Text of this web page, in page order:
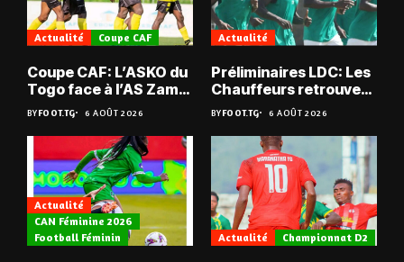
Actualité Coupe CAF
Coupe CAF: L’ASKO du
Togo face à l’AS Zam
du Niger
BYFOOT.TG 6 AOÛT 2026
Actualité
Préliminaires LDC: Les
Chauffeurs retrouvent
les Mimos
BYFOOT.TG 6 AOÛT 2026
Actualité
CAN Féminine 2026
Football Féminin
Actualité Championnat D2